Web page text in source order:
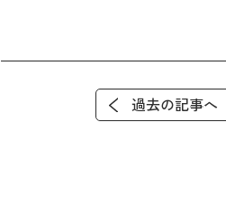
過去の記事へ